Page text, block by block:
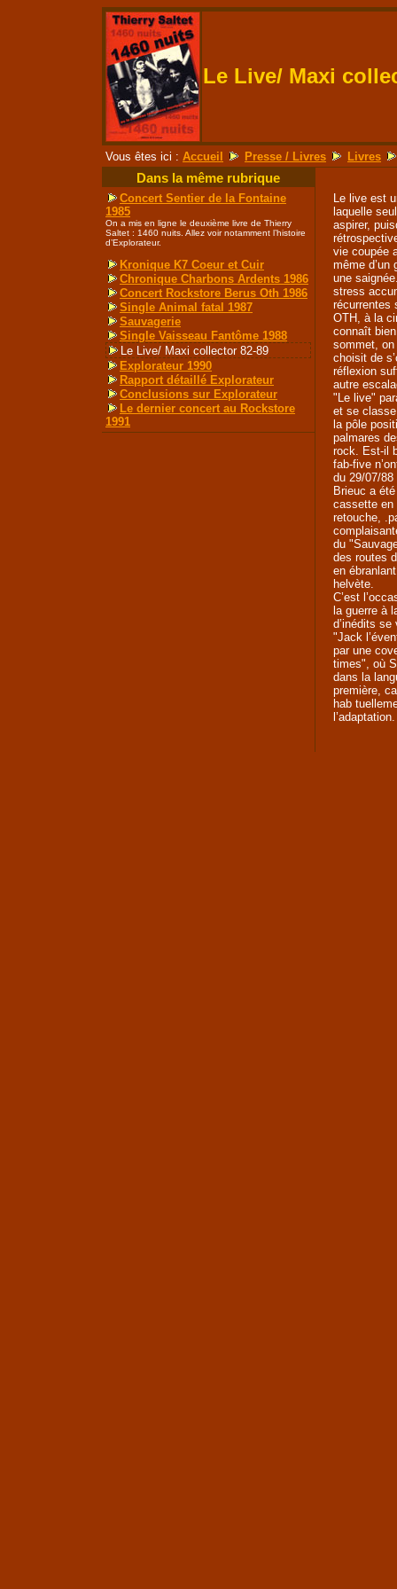
Le Live/ Maxi
Vous êtes ici : Accueil Presse / Livres Livres
Dans la même rubrique
Concert Sentier de la Fontaine
1985
On a mis en ligne le deuxième livre de Thierry
Saltet : 1460 nuits. Allez voir notamment l’histoire
d’Explorateur.
Kronique K7 Coeur et Cuir
Chronique Charbons Ardents 1986
Concert Rockstore Berus Oth 1986
Single Animal fatal 1987
Sauvagerie
Single Vaisseau Fantôme 1988
Le Live/ Maxi collector 82-89
Explorateur 1990
Rapport détaillé Explorateur
Conclusions sur Explorateur
Le dernier concert au Rockstore
1991
Le live est
laquelle
aspirer,
vie coupée
même d’un
une
stress
récurrentes
OTH, à la
connaît
sommet,
choisit de
réflexion
autre
"Le live"
et se classe
la pôle
palmares
rock. Est-il
fab-five
du 29/07/
Brieuc a
cassette en
retouche,
du
des routes
en
helvète.
C’est
la guerre à
d’inédits
"Jack
par une
times", où
dans la
première,
hab
l’adaptation.